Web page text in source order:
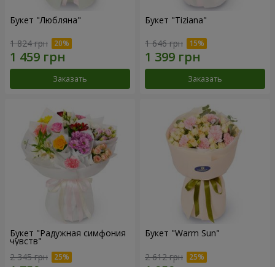
Букет "Любляна"
1 824 грн
Заказать
Букет "Tiziana"
1 646 грн
Заказать
Букет "Радужная симфония
чувств"
2 345 грн
Букет "Warm Sun"
2 612 грн